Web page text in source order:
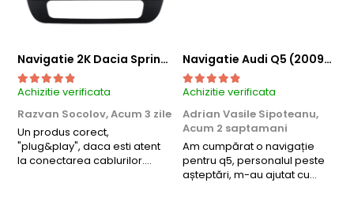
Navigatie 2K Dacia Spring (2021- Prezent), Android, S-Quadcore / 4GB RAM + 64GB ROM, 9.5 Inch - AD-BGS90042K+AD-BGRKIT366V4s
Achizitie verificata
Razvan Socolov,Acum 3 zile
Un produs corect,
"plug&play", daca esti atent
la conectarea cablurilor.
Navigatie Audi Q5 (2009-2017), Linux OS & OEM, MMI 3G, CarPlay & Android Auto Wireless, MirrorLink, Camera AHD, 12.3 Inch - AD-BGAALNXH+AD-BGRKITQ5002
Achizitie verificata
Adrian Vasile Sipoteanu,
Acum 2 saptamani
Am cumpărat o navigație
pentru q5, personalul peste
așteptări, m-au ajutat cu